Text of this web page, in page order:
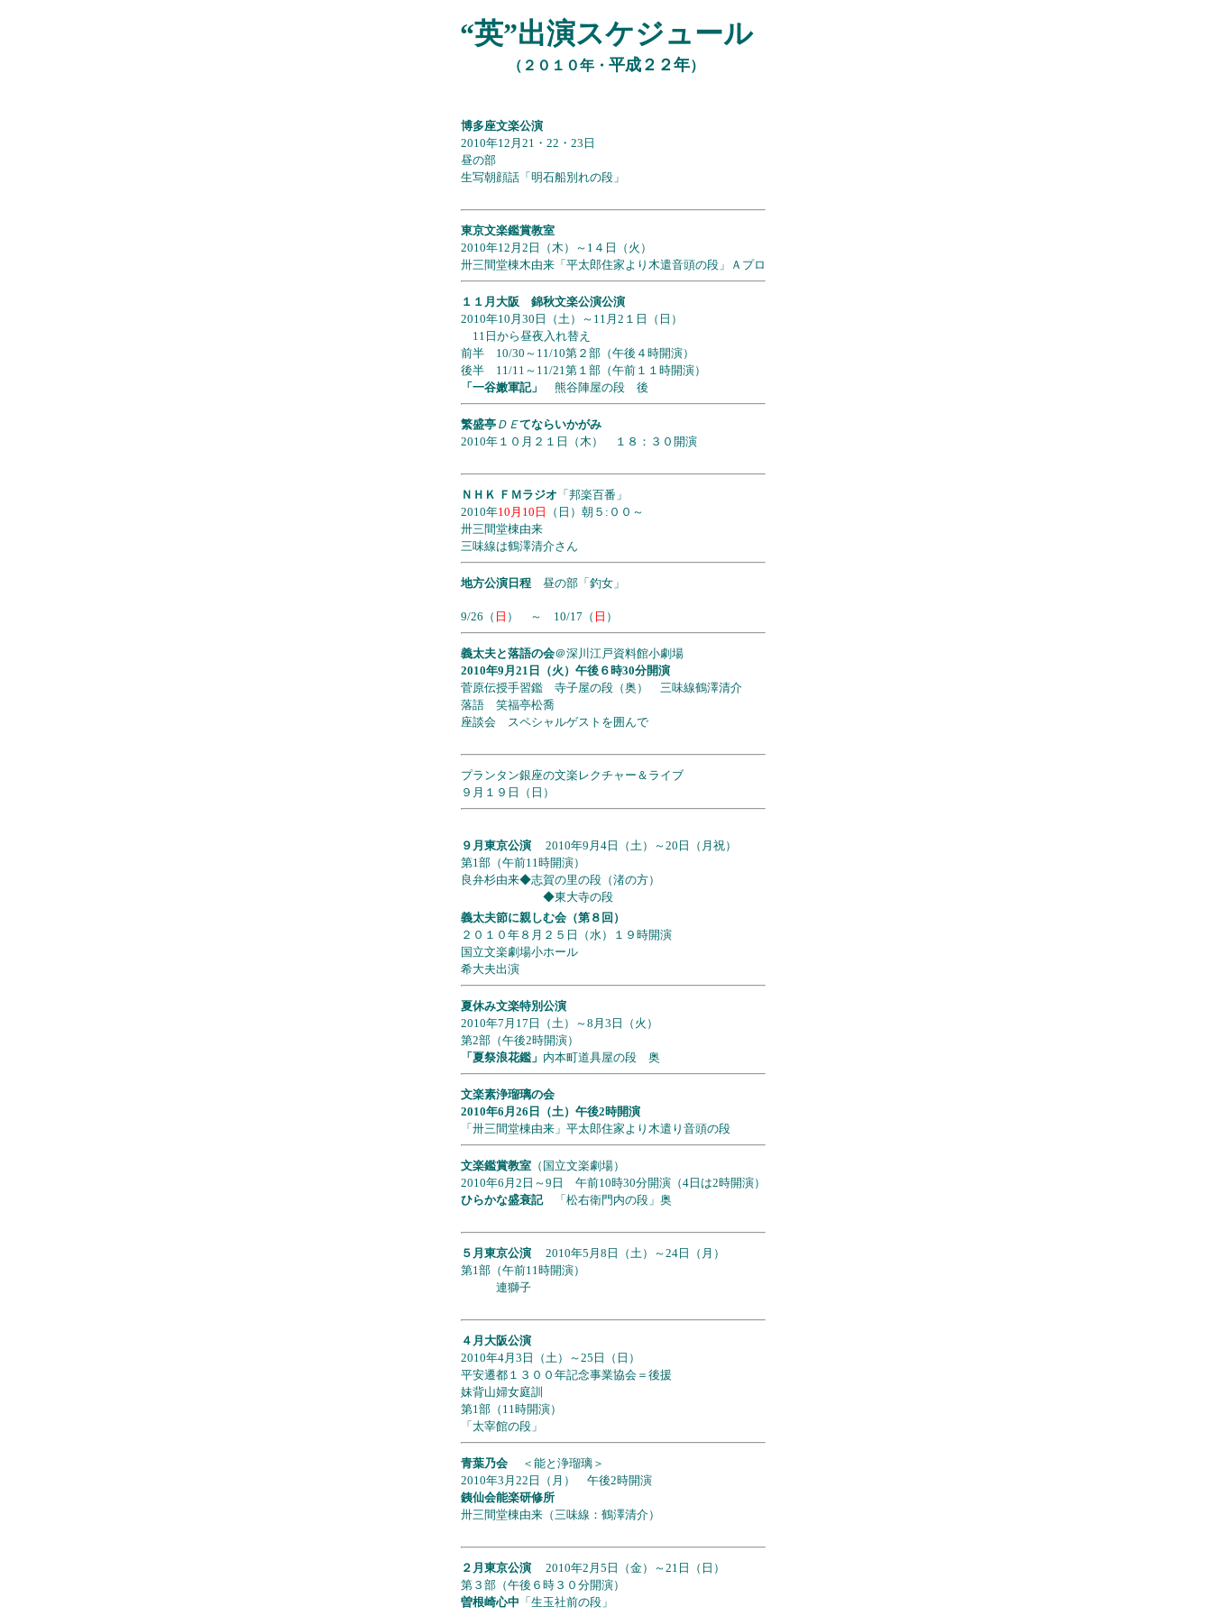
“英”出演スケジュール
（２０１０年・ 平成２２年）
博多座文楽公演
2010年12月21・22・23日
昼の部
生写朝顔話「明石船別れの段」
東京文楽鑑賞教室
2010年12月2日（木）～1４日（火）
卅三間堂棟木由来「平太郎住家より木遣音頭の段」Ａプロ
１１月大阪 錦秋文楽公演公演
2010年10月30日（土）～11月2１日（日）
11日から昼夜入れ替え
前半 10/30～11/10第２部（午後４時開演）
後半 11/11～11/21第１部（午前１１時開演）
「一谷嫩軍記」
熊谷陣屋の段 後
繁盛亭 ＤＥてならいかがみ
2010年１０月２１日（木） １８：３０開演
ＮＨＫ ＦＭラジオ 「邦楽百番」
2010年10月10日
（日）朝５:００～
卅三間堂棟由来
三味線は鶴澤清介さん
地方公演日程 昼の部「釣女」
9/26（ 日 ） ～ 10/17（ 日 ）
義太夫と落語の会＠深川江戸資料館小劇場
2010年9月21日（火）午後６時30分開演
菅原伝授手習鑑 寺子屋の段（奥） 三味線鶴澤清介
落語 笑福亭松喬
座談会 スペシャルゲストを囲んで
プランタン銀座の文楽レクチャー＆ライブ
９月１９日（日）
９月東京公演
2010年9月4日（土）～20日（月祝）
第1部（午前11時開演）
良弁杉由来◆志賀の里の段（渚の方）
◆東大寺の段
義太夫節に親しむ会（第８回）
２０１０年８月２５日（水）１９時開演
国立文楽劇場小ホール
希大夫出演
夏休み文楽特別公演
2010年7月17日（土）～8月3日（火）
第2部（午後2時開演）
「夏祭浪花鑑」 内本町道具屋の段 奥
文楽素浄瑠璃の会
2010年6月26日（土）午後2時開演
「卅三間堂棟由来」平太郎住家より木遣り音頭の段
文楽鑑賞教室 （国立文楽劇場）
2010年6月2日～9日 午前10時30分開演（4日は2時開演）
ひらかな盛衰記「松右衛門内の段」奥
５月東京公演
2010年5月8日（土）～24日（月）
第1部（午前11時開演）
連獅子
４月大阪公演
2010年4月3日（土）～25日（日）
平安遷都１３００年記念事業協会＝後援
妹背山婦女庭訓
第1部（11時開演）
「太宰館の段」
青葉乃会
＜能と浄瑠璃＞
2010年3月22日（月） 午後2時開演
銕仙会能楽研修所
卅三間堂棟由来（三味線：鶴澤清介）
２月東京公演
2010年2月5日（金）～21日（日）
第３部（午後６時３０分開演）
曽根崎心中 「生玉社前の段」